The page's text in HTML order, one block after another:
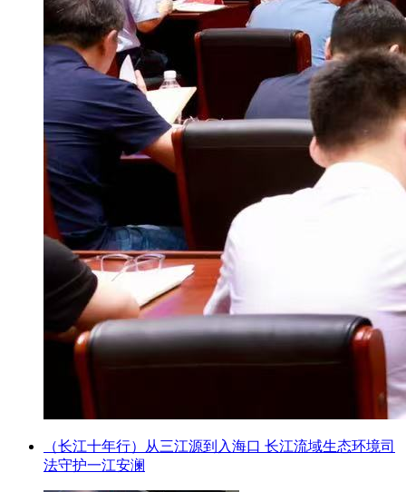
（长江十年行）从三江源到入海口 长江流域生态环境司
法守护一江安澜